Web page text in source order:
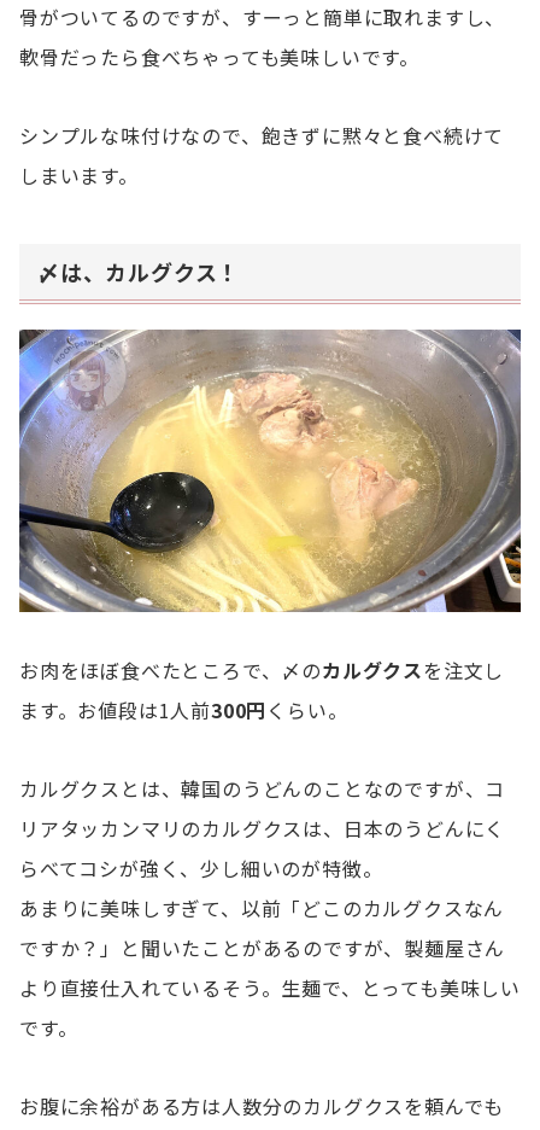
骨がついてるのですが、すーっと簡単に取れますし、
軟骨だったら食べちゃっても美味しいです。
シンプルな味付けなので、飽きずに黙々と食べ続けて
しまいます。
〆は、カルグクス！
お肉をほぼ食べたところで、〆のカルグクスを注文し
ます。お値段は1人前300円 くらい。
カルグクスとは、韓国のうどんのことなのですが、コ
リアタッカンマリのカルグクスは、日本のうどんにく
らべてコシが強く、少し細いのが特徴。
あまりに美味しすぎて、以前「どこのカルグクスなん
ですか？」と聞いたことがあるのですが、製麺屋さん
より直接仕入れているそう。生麺で、とっても美味しい
です。
お腹に余裕がある方は人数分のカルグクスを頼んでも